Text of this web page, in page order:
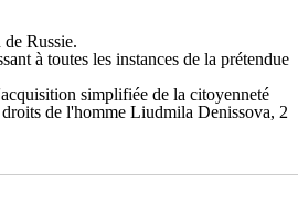
Russie.
à toutes les instances de la prétendue
simplifiée de la citoyenneté
de l'homme Liudmila Denissova, 2